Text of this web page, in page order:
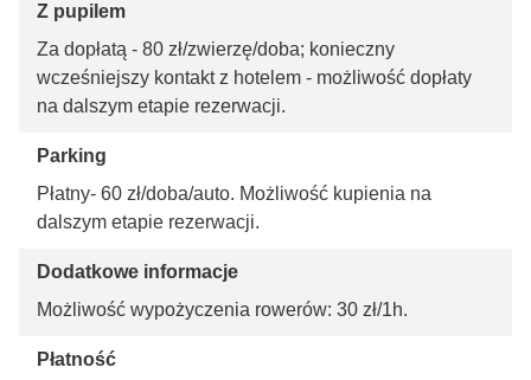
Z pupilem
Za dopłatą - 80 zł/zwierzę/doba; konieczny
wcześniejszy kontakt z hotelem - możliwość dopłaty
na dalszym etapie rezerwacji.
Parking
Płatny- 60 zł/doba/auto. Możliwość kupienia na
dalszym etapie rezerwacji.
Dodatkowe informacje
Możliwość wypożyczenia rowerów: 30 zł/1h.
Płatność